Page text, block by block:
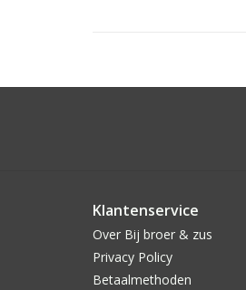
Klantenservice
Over Bij broer & zus
Privacy Policy
Betaalmethoden